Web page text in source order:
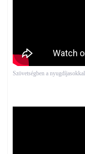
Szövetségben a nyugdíjasokkal